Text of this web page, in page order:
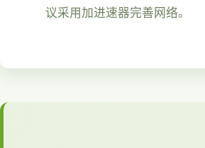
议采用加进速器完善网络。